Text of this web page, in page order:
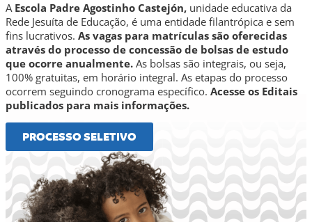
A Escola Padre Agostinho Castejón, unidade educativa da
Rede Jesuíta de Educação, é uma entidade filantrópica e sem
fins lucrativos. As vagas para matrículas são oferecidas
através do processo de concessão de bolsas de estudo
que ocorre anualmente. As bolsas são integrais, ou seja,
100% gratuitas, em horário integral. As etapas do processo
ocorrem seguindo cronograma específico. Acesse os Editais
publicados para mais informações.
PROCESSO SELETIVO